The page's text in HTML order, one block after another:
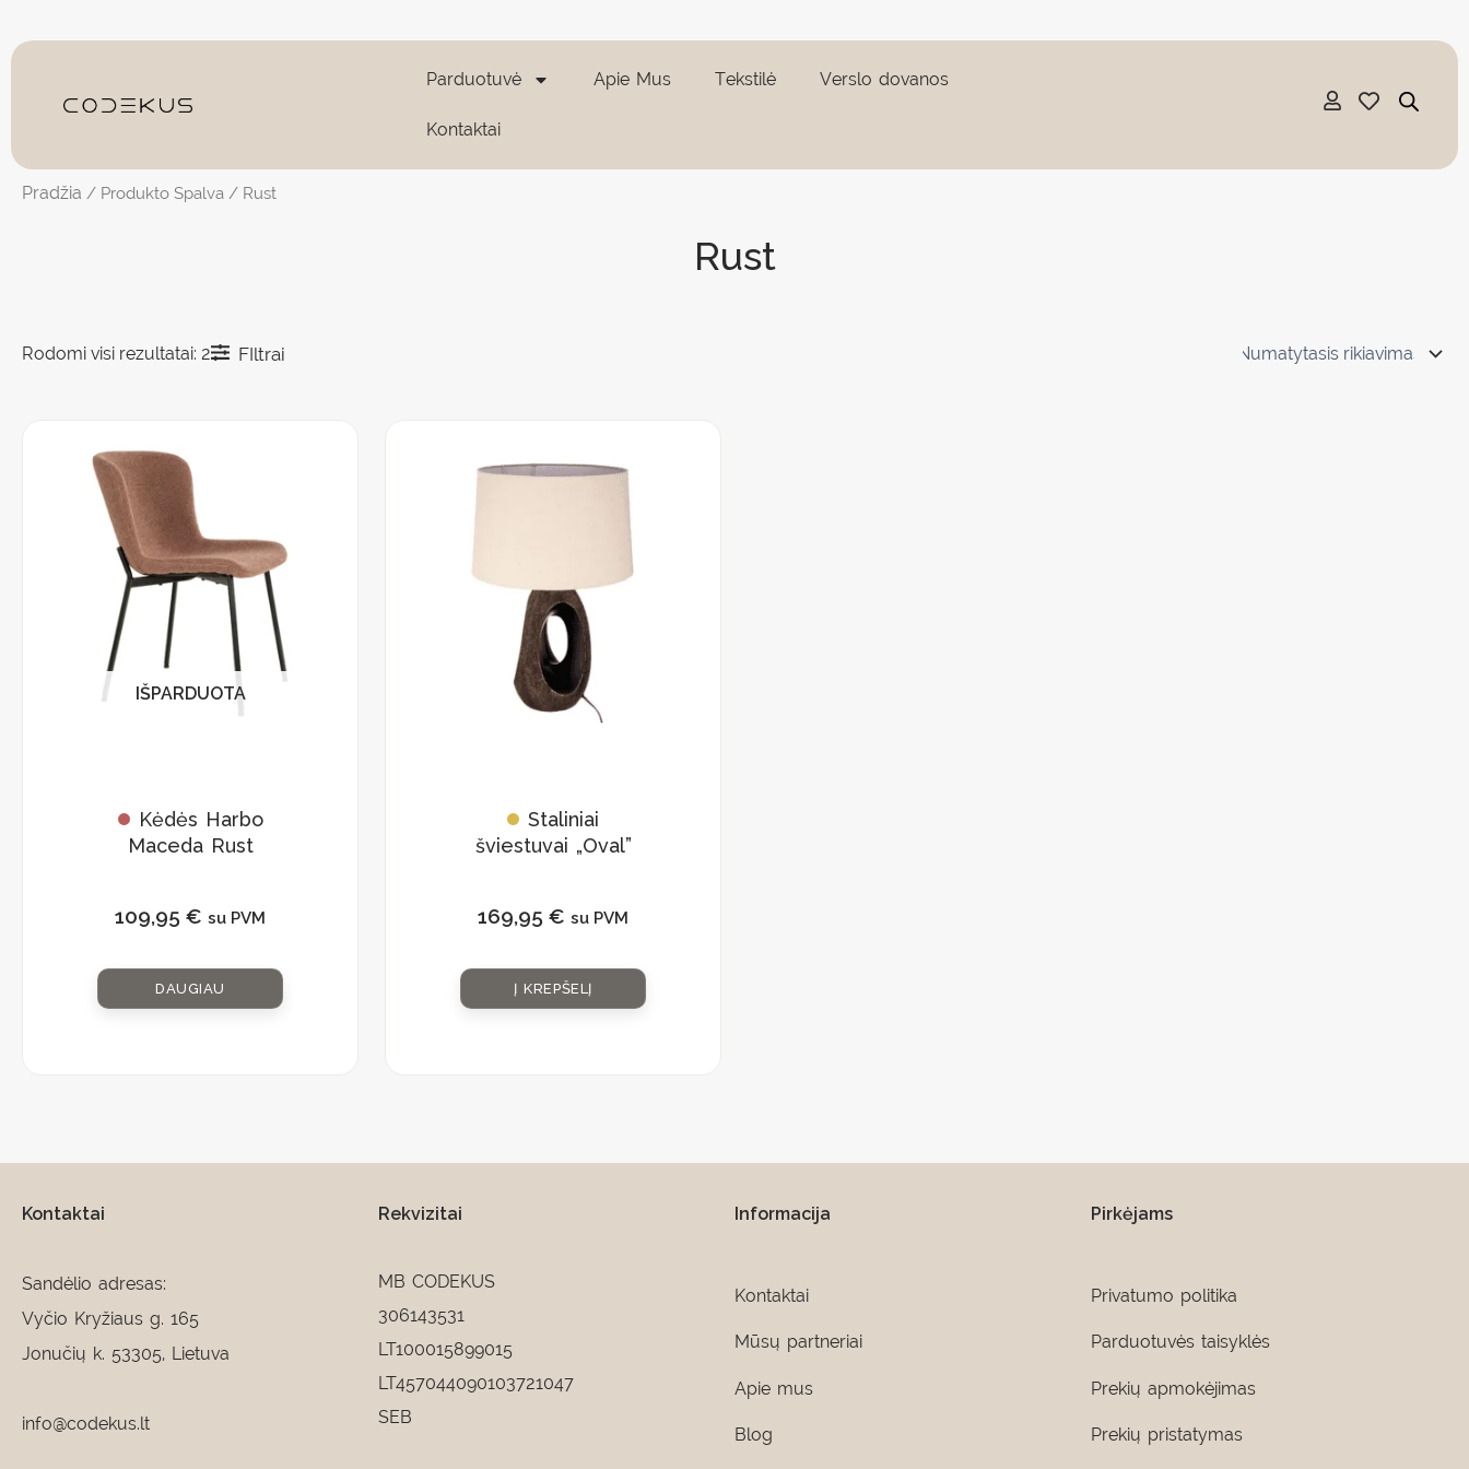
prie
Parduotuvė Apie Mus Tekstilė Verslo dovanos
Kontaktai
Pradžia / Produkto Spalva / Rust
Rust
Rodomi visi rezultatai: 2 FIltrai
IŠPARDUOTA
Kėdės Harbo
Maceda Rust
109,95 € su PVM
DAUGIAU
Staliniai
šviestuvai „Oval”
169,95 € su PVM
Į KREPŠELĮ
Kontaktai
Sandėlio adresas:
Vyčio Kryžiaus g. 165
Jonučių k. 53305, Lietuva
info@codekus.lt
Rekvizitai
MB CODEKUS
306143531
LT100015899015
LT457044090103721047
SEB
Informacija
Kontaktai
Mūsų partneriai
Apie mus
Blog
Pirkėjams
Privatumo politika
Parduotuvės taisyklės
Prekių apmokėjimas
Prekių pristatymas